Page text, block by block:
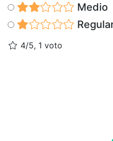
Medio
4/5, 1 voto